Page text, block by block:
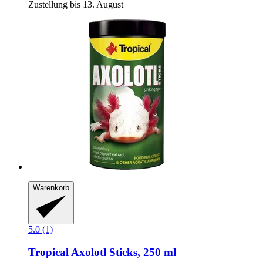
Zustellung bis 13. August
Warenkorb
5.0 (1)
Tropical Axolotl Sticks, 250 ml